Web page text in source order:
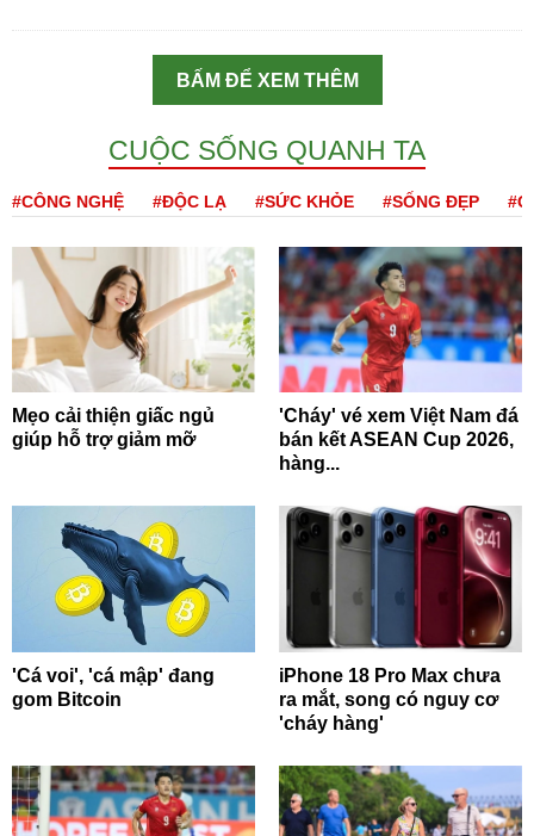
BẤM ĐỂ XEM THÊM
CUỘC SỐNG QUANH TA
#CÔNG NGHỆ #ĐỘC LẠ #SỨC KHỎE #SỐNG ĐẸP
Mẹo cải thiện giấc ngủ
giúp hỗ trợ giảm mỡ
'Cháy' vé xem Việt Nam đá
bán kết ASEAN Cup 2026,
hàng...
'Cá voi', 'cá mập' đang
gom Bitcoin
iPhone 18 Pro Max chưa
ra mắt, song có nguy cơ
'cháy hàng'